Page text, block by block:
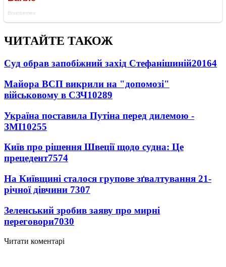
ЧИТАЙТЕ ТАКОЖ
Суд обрав запобіжний захід Стефанішиній20164
Майора ВСП викрили на "допомозі"
військовому в СЗЧ10289
Україна поставила Путіна перед дилемою -
ЗМІ10255
Київ про рішення Швеції щодо судна: Це
прецедент7574
На Київщині сталося групове зґвалтування 21-
річної дівчини 7307
Зеленський зробив заяву про мирні
переговори7030
Читати коментарі